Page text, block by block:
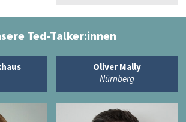
Ted-Talker:innen
Oliver Mally
Nürnberg